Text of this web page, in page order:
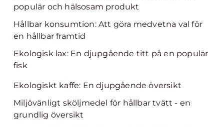
populär och hälsosam produkt
Hållbar konsumtion: Att göra medvetna val för
en hållbar framtid
Ekologisk lax: En djupgående titt på en populär
fisk
Ekologiskt kaffe: En djupgående översikt
Miljövänligt sköljmedel för hållbar tvätt - en
grundlig översikt